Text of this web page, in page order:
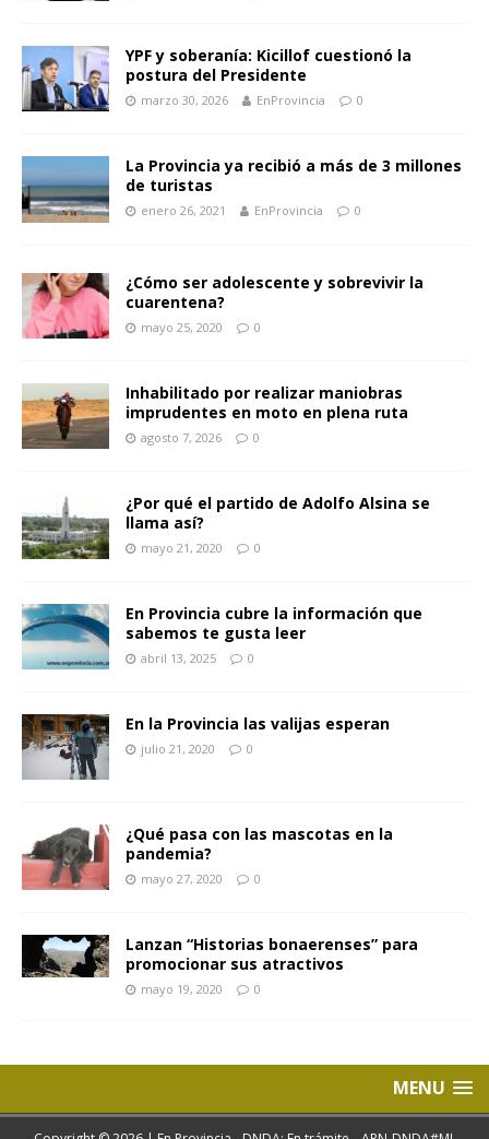
YPF y soberanía: Kicillof cuestionó la
postura del Presidente
marzo 30, 2026 EnProvincia 0
La Provincia ya recibió a más de 3 millones
de turistas
enero 26, 2021 EnProvincia 0
¿Cómo ser adolescente y sobrevivir la
cuarentena?
mayo 25, 2020 0
Inhabilitado por realizar maniobras
imprudentes en moto en plena ruta
agosto 7, 2026 0
¿Por qué el partido de Adolfo Alsina se
llama así?
mayo 21, 2020 0
En Provincia cubre la información que
sabemos te gusta leer
abril 13, 2025 0
En la Provincia las valijas esperan
julio 21, 2020 0
¿Qué pasa con las mascotas en la
pandemia?
mayo 27, 2020 0
Lanzan “Historias bonaerenses” para
promocionar sus atractivos
mayo 19, 2020 0
MENU